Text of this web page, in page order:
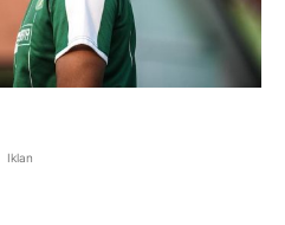
Iklan